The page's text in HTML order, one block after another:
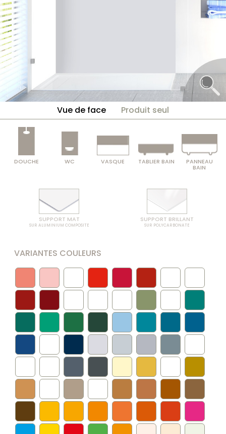
Vue de face Produit seul
DOUCHE WC VASQUE TABLIER BAIN PANNEAU
BAIN
SUPPORT MAT
SUR ALUMINIUM COMPOSITE
SUPPORT BRILLANT
SUR POLYCARBONATE
VARIANTES COULEURS